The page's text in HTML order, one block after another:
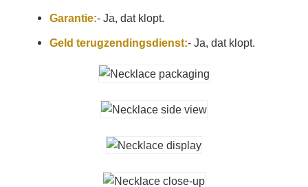
Garantie:- Ja, dat klopt.
Geld terugzendingsdienst:- Ja, dat klopt.